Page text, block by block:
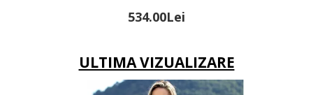
301.00Lei 186.00Lei
ULTIMA VIZUALIZARE